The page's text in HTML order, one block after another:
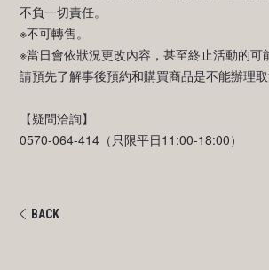
不負一切責任。
※不可轉售。
※當日會依狀況更改內容，甚至終止活動的可
請預先了解事後預約和購買商品是不能辦理取
【疑問洽詢】
0570-064-414（只限平日11:00-18:00）
BACK